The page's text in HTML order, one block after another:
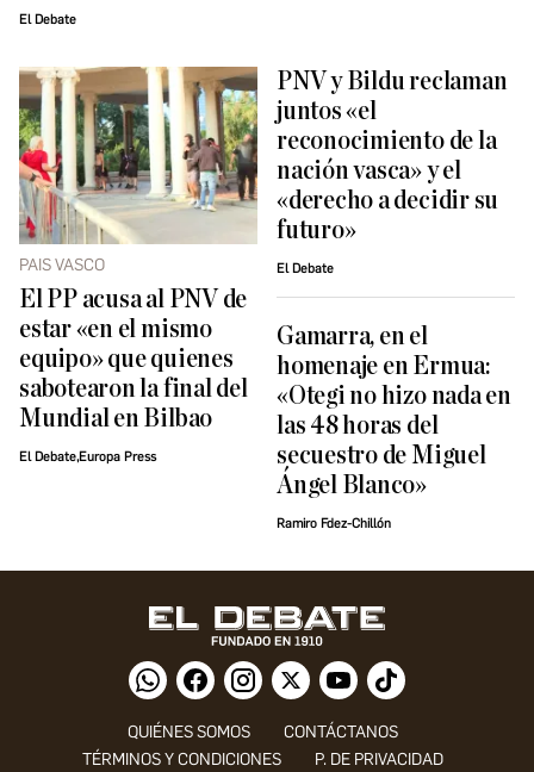
El Debate
PAIS VASCO
El PP acusa al PNV de
estar «en el mismo
equipo» que quienes
sabotearon la final del
Mundial en Bilbao
El Debate,Europa Press
PNV y Bildu reclaman
juntos «el
reconocimiento de la
nación vasca» y el
«derecho a decidir su
futuro»
El Debate
Gamarra, en el
homenaje en Ermua:
«Otegi no hizo nada en
las 48 horas del
secuestro de Miguel
Ángel Blanco»
Ramiro Fdez-Chillón
QUIÉNES SOMOS
CONTÁCTANOS
TÉRMINOS Y CONDICIONES
P. DE PRIVACIDAD